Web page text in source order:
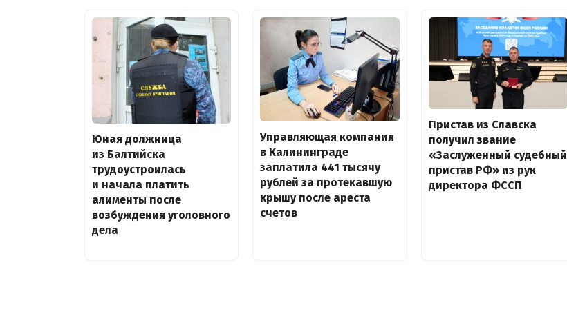
Юная должница
из Балтийска
трудоустроилась
и начала платить
алименты после
возбуждения уголовного
дела
Управляющая компания
в Калининграде
заплатила 441 тысячу
рублей за протекавшую
крышу после ареста
счетов
Пристав из Славска
получил звание
«Заслуженный судебный
пристав РФ» из рук
директора ФССП